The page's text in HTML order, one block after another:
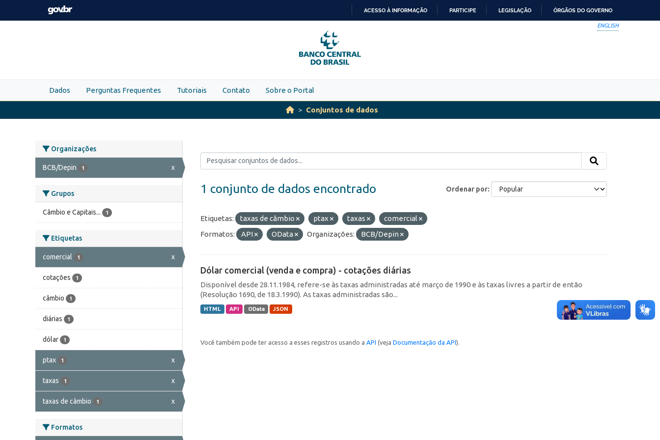
Skip to main content
PARA
O
CONTEÚDO
ACESSO À INFORMAÇÃO PARTICIPE LEGISLAÇÃO ÓRGÃOS DO GOVERNO
ENGLISH
Dados Perguntas Frequentes Tutoriais Contato Sobre o Portal
Conjuntos de dados
Organizações
BCB/Depin 1 x
Grupos
Câmbio e Capitais... 1
Etiquetas
comercial 1 x
cotações 1
câmbio 1
diárias 1
dólar 1
ptax 1 x
taxas 1 x
taxas de câmbio 1 x
Formatos
Ordenar por
1 conjunto de dados encontrado
Etiquetas: taxas de câmbio ptax taxas
comercial
Formatos:
API OData Organizações: BCB/Depin
Dólar comercial (venda e compra) - cotações diárias
Disponível desde 28.11.1984, refere-se às taxas administradas até março de 1990 e às taxas livres a partir de então
(Resolução 1690, de 18.3.1990). As taxas administradas são...
HTML API OData JSON
Você também pode ter acesso a esses registros usando a API (veja Documentação da API).